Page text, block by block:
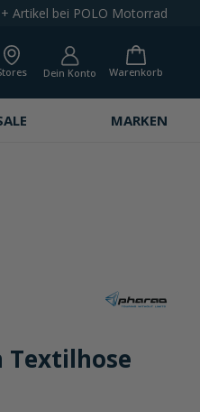
Artikel bei POLO Motorrad
Dein Konto Warenkorb
MARKEN
Textilhose